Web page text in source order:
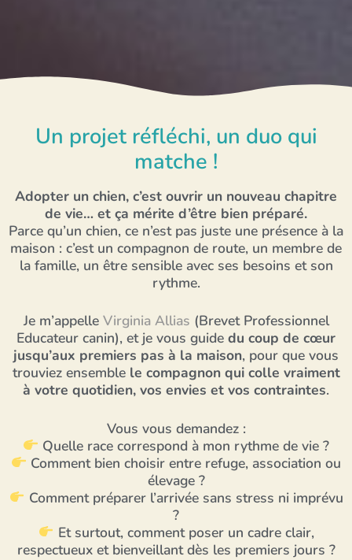
Un projet réfléchi, un duo qui
matche !
Adopter un chien, c’est ouvrir un nouveau chapitre
de vie… et ça mérite d’être bien préparé.
Parce qu’un chien, ce n’est pas juste une présence à la
maison : c’est un compagnon de route, un membre de
la famille, un être sensible avec ses besoins et son
rythme.
Je m’appelle Virginia Allias (Brevet Professionnel
Educateur canin), et je vous guide du coup de cœur
jusqu’aux premiers pas à la maison, pour que vous
trouviez ensemble le compagnon qui colle vraiment
à votre quotidien, vos envies et vos contraintes.
Vous vous demandez :
Quelle race correspond à mon rythme de vie ?
Comment bien choisir entre refuge, association ou
élevage ?
Comment préparer l’arrivée sans stress ni imprévu
?
Et surtout, comment poser un cadre clair,
respectueux et bienveillant dès les premiers jours ?